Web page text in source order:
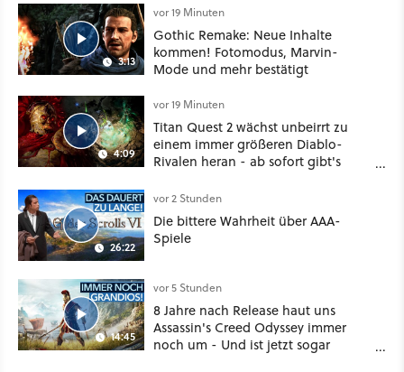
3:13
vor 19 Minuten
Gothic Remake: Neue Inhalte
kommen! Fotomodus, Marvin-
Mode und mehr bestätigt
4:09
vor 19 Minuten
Titan Quest 2 wächst unbeirrt zu
einem immer größeren Diablo-
Rivalen heran - ab sofort gibt's
Klasse
26:22
vor 2 Stunden
Die bittere Wahrheit über AAA-
Spiele
14:45
vor 5 Stunden
8 Jahre nach Release haut uns
Assassin's Creed Odyssey immer
noch um - Und ist jetzt sogar